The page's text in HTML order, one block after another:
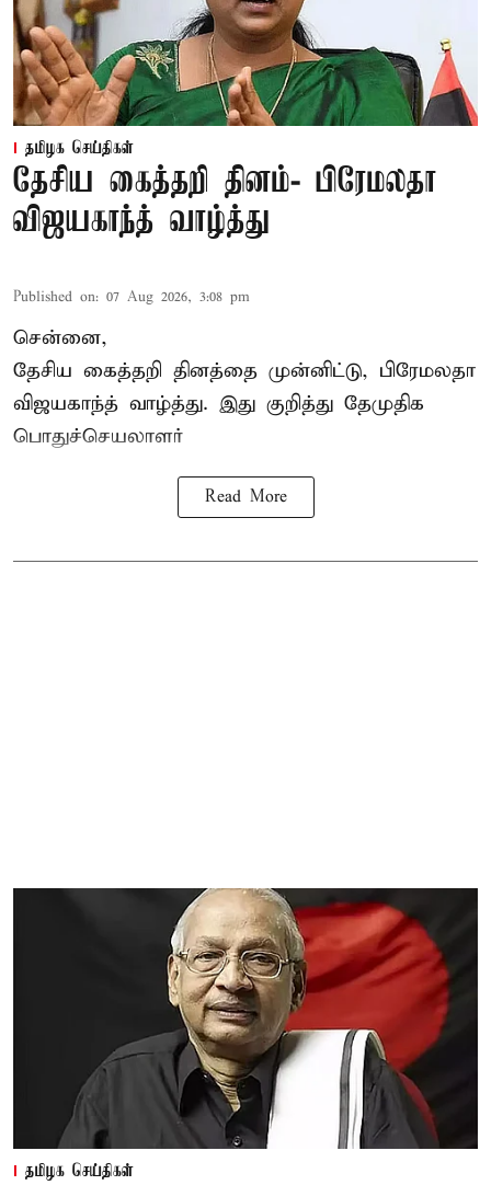
தமிழக செய்திகள்
தேசிய கைத்தறி தினம்- பிரேமலதா
விஜயகாந்த் வாழ்த்து
Published on: 07 Aug 2026, 3:08 pm
சென்னை,
தேசிய கைத்தறி தினத்தை முன்னிட்டு, பிரேமலதா
விஜயகாந்த் வாழ்த்து. இது குறித்து தேமுதிக
பொதுச்செயலாளர்
Read More
தமிழக செய்திகள்